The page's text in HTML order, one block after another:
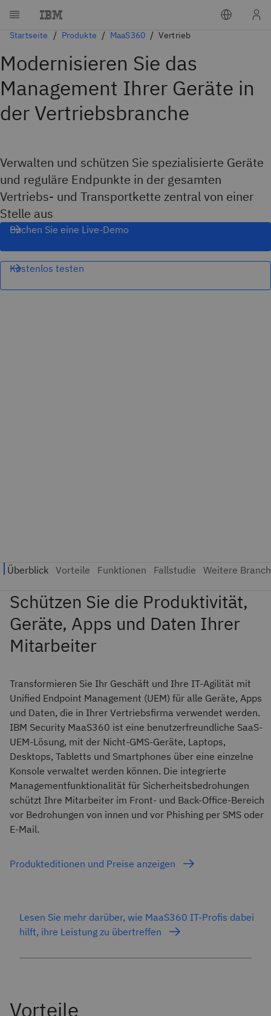
Startseite Produkte MaaS360 Vertrieb
Modernisieren Sie das
Management Ihrer Geräte in
der Vertriebsbranche
Verwalten und schützen Sie spezialisierte Geräte
und reguläre Endpunkte in der gesamten
Vertriebs- und Transportkette zentral von einer
Stelle aus
Buchen Sie eine Live-Demo
Kostenlos testen
Schützen Sie die Produktivität,
Geräte, Apps und Daten Ihrer
Mitarbeiter
Transformieren Sie Ihr Geschäft und Ihre IT-Agilität mit
Unified Endpoint Management (UEM) für alle Geräte, Apps
und Daten, die in Ihrer Vertriebsfirma verwendet werden.
IBM Security MaaS360 ist eine benutzerfreundliche SaaS-
UEM-Lösung, mit der Nicht-GMS-Geräte, Laptops,
Desktops, Tabletts und Smartphones über eine einzelne
Konsole verwaltet werden können. Die integrierte
Managementfunktionalität für Sicherheitsbedrohungen
schützt Ihre Mitarbeiter im Front- und Back-Office-Bereich
vor Bedrohungen von innen und vor Phishing per SMS oder
E-Mail.
Produkteditionen und Preise anzeigen
Lesen Sie mehr darüber, wie MaaS360 IT-Profis dabei
hilft, ihre Leistung zu übertreffen